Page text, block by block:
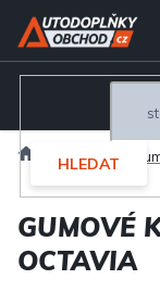
Přejít
obsah
HLEDAT
Interiér
GUMOVÉ
OCTAVIA